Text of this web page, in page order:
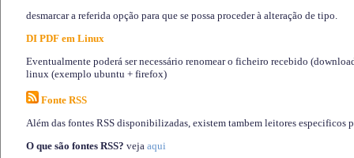
desmarcar a referida opção para que se possa proceder à alteração de tipo.
DI PDF em Linux
Eventualmente poderá ser necessário renomear o ficheiro recebido
linux (exemplo ubuntu + firefox)
Fonte RSS
Além das fontes RSS disponibilizadas, existem tambem leitores especificos
O que são fontes RSS? veja aqui